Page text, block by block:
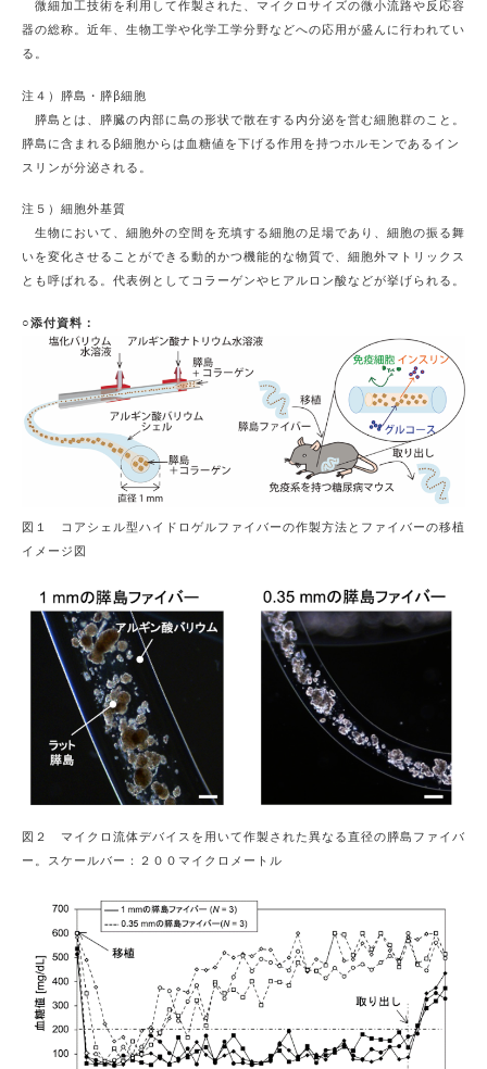
微細加工技術を利用して作製された、マイクロサイズの微小流路や反応容
器の総称。近年、生物工学や化学工学分野などへの応用が盛んに行われてい
る。
注４）膵島・膵β細胞
膵島とは、膵臓の内部に島の形状で散在する内分泌を営む細胞群のこと。
膵島に含まれるβ細胞からは血糖値を下げる作用を持つホルモンであるイン
スリンが分泌される。
注５）細胞外基質
生物において、細胞外の空間を充填する細胞の足場であり、細胞の振る舞
いを変化させることができる動的かつ機能的な物質で、細胞外マトリックス
とも呼ばれる。代表例としてコラーゲンやヒアルロン酸などが挙げられる。
○添付資料：
図１ コアシェル型ハイドロゲルファイバーの作製方法とファイバーの移植
イメージ図
図２ マイクロ流体デバイスを用いて作製された異なる直径の膵島ファイバ
ー。スケールバー：２００マイクロメートル